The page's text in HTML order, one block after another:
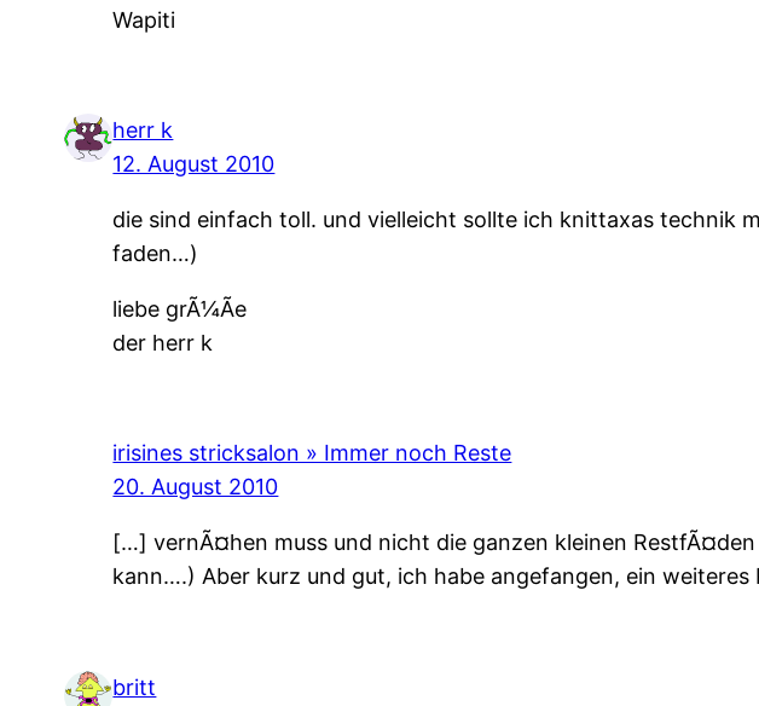
Wapiti
herr k
12. August 2010
die sind einfach toll. und vielleicht sollte ich knittaxas technik
faden…)
liebe grÃ¼Ãe
der herr k
irisines stricksalon » Immer noch Reste
20. August 2010
[…] vernÃ¤hen muss und nicht die ganzen kleinen
kann….) Aber kurz und gut, ich habe angefangen, ein weiteres
britt